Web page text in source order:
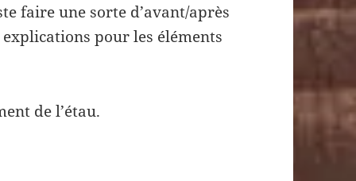
faire une sorte d’avant/après
pour les éléments
de l’étau.
d’un étau